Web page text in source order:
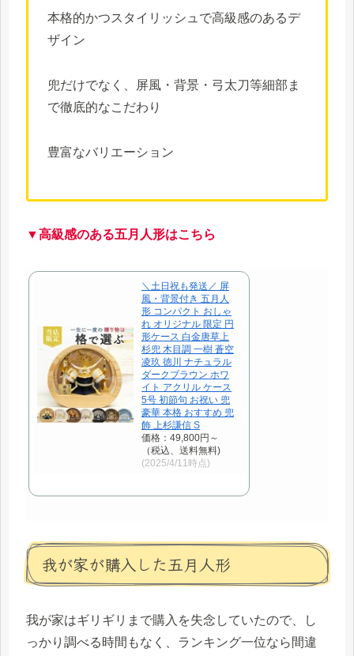
本格的かつスタイリッシュで高級感のあるデ
ザイン
兜だけでなく、屏風・背景・弓太刀等細部ま
で徹底的なこだわり
豊富なバリエーション
▼高級感のある五月人形はこちら
＼土日祝も発送／ 屏
風・背景付き 五月人
形 コンパクト おしゃ
れ オリジナル 限定 円
形ケース 白金唐草上
杉兜 木目調 一樹 蒼空
凌玖 徳川 ナチュラル
ダークブラウン ホワ
イト アクリル ケース
5号 初節句 お祝い 兜
豪華 本格 おすすめ 兜
飾 上杉謙信 S
価格：49,800円～
（税込、送料無料)
(2025/4/11時点)
我が家が購入した五月人形
我が家はギリギリまで購入を失念していたので、し
っかり調べる時間もなく、ランキング一位なら間違